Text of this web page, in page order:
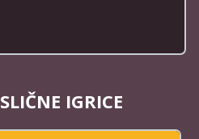
SLIČNE IGRICE